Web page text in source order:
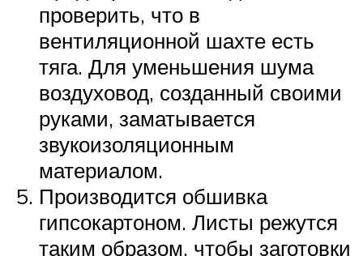
проверить, что в
вентиляционной шахте есть
тяга. Для уменьшения шума
воздуховод, созданный своими
руками, заматывается
звукоизоляционным
материалом.
Производится обшивка
гипсокартоном. Листы режутся
таким образом, чтобы заготовки